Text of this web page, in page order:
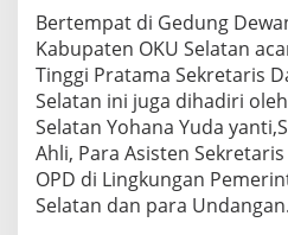
b
u
p
a
t
e
n
o
k
u
Bertempat di Gedung
Kabupaten OKU Selatan
Tinggi Pratama Sekretaris
Selatan ini juga dihadiri
Selatan Yohana Yuda
Ahli, Para Asisten
OPD di Lingkungan
Selatan dan para Undangan.